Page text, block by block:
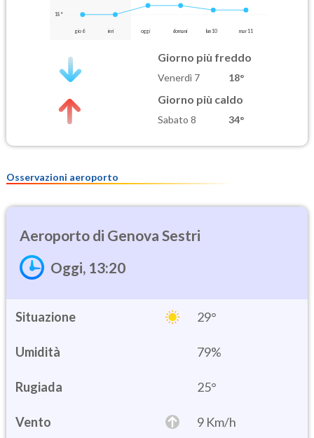
18°
gio 6 ieri oggi domani lun 10 mar 11
Giorno più freddo
Venerdì 7 18°
Giorno più caldo
Sabato 8 34°
Osservazioni aeroporto
Genova Sestri
Oggi, 13:20
Situazione 29°
Umidità 79%
25°
Vento 9 Km/h